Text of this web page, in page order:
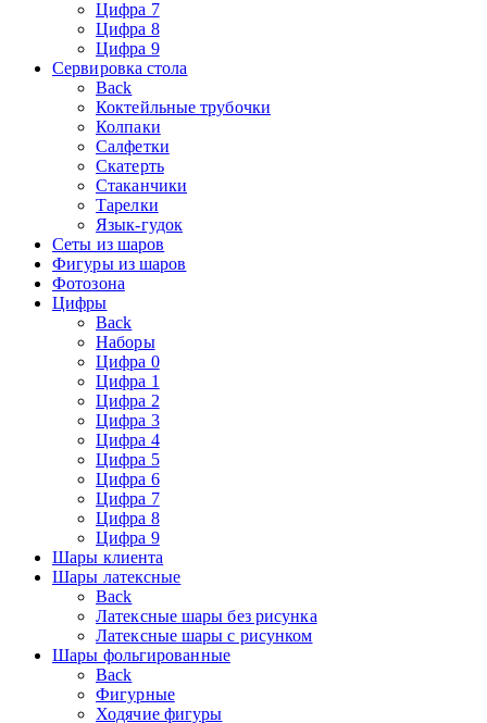
Цифра 7
Цифра 8
Цифра 9
Сервировка стола
Back
Коктейльные трубочки
Колпаки
Салфетки
Скатерть
Стаканчики
Тарелки
Язык-гудок
Сеты из шаров
Фигуры из шаров
Фотозона
Цифры
Back
Наборы
Цифра 0
Цифра 1
Цифра 2
Цифра 3
Цифра 4
Цифра 5
Цифра 6
Цифра 7
Цифра 8
Цифра 9
Шары клиента
Шары латексные
Back
Латексные шары без рисунка
Латексные шары с рисунком
Шары фольгированные
Back
Фигурные
Ходячие фигуры